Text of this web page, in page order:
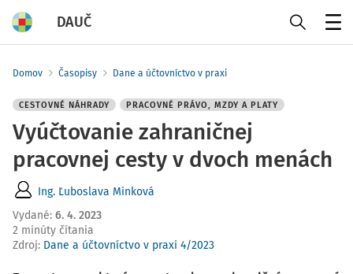
DAUČ
Domov Časopisy Dane a účtovníctvo v praxi
CESTOVNÉ NÁHRADY PRACOVNÉ PRÁVO, MZDY A PLATY
Vyúčtovanie zahraničnej
pracovnej cesty v dvoch menách
Ing. Ľuboslava Minková
Vydané: 6. 4. 2023
2 minúty čítania
Zdroj: Dane a účtovníctvo v praxi 4/2023